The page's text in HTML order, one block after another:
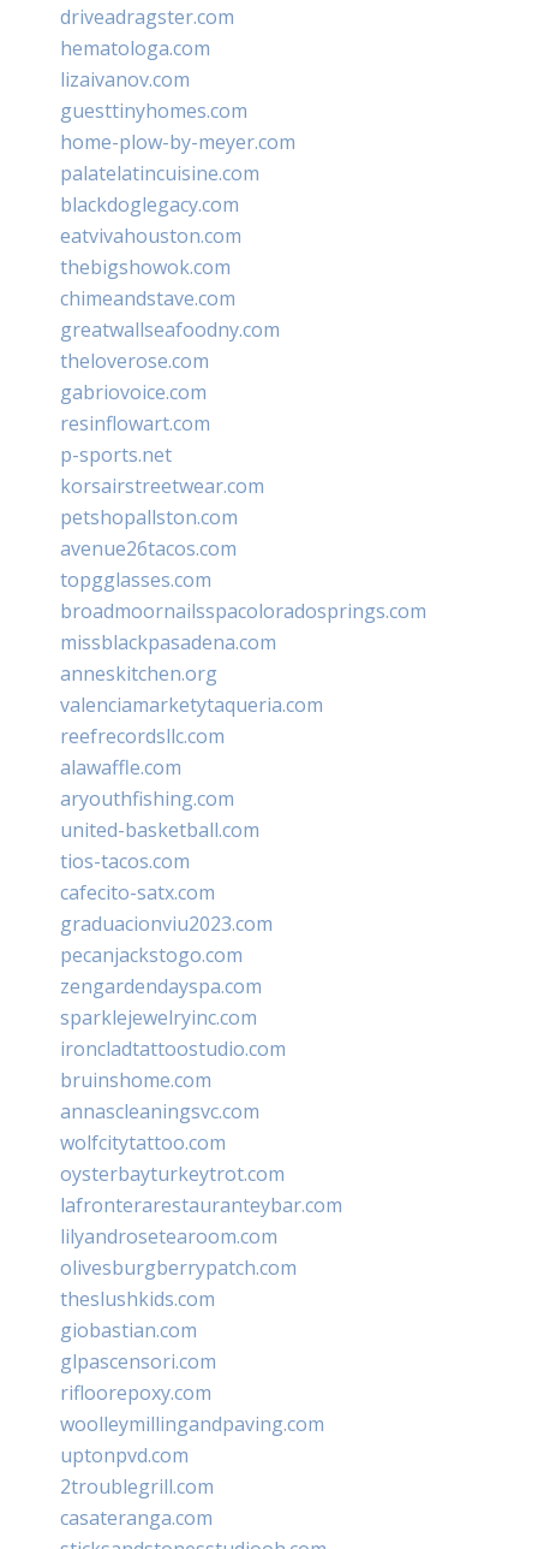
driveadragster.com
hematologa.com
lizaivanov.com
guesttinyhomes.com
home-plow-by-meyer.com
palatelatincuisine.com
blackdoglegacy.com
eatvivahouston.com
thebigshowok.com
chimeandstave.com
greatwallseafoodny.com
theloverose.com
gabriovoice.com
resinflowart.com
p-sports.net
korsairstreetwear.com
petshopallston.com
avenue26tacos.com
topgglasses.com
broadmoornailsspacoloradosprings.com
missblackpasadena.com
anneskitchen.org
valenciamarketytaqueria.com
reefrecordsllc.com
alawaffle.com
aryouthfishing.com
united-basketball.com
tios-tacos.com
cafecito-satx.com
graduacionviu2023.com
pecanjackstogo.com
zengardendayspa.com
sparklejewelryinc.com
ironcladtattoostudio.com
bruinshome.com
annascleaningsvc.com
wolfcitytattoo.com
oysterbayturkeytrot.com
lafronterarestauranteybar.com
lilyandrosetearoom.com
olivesburgberrypatch.com
theslushkids.com
giobastian.com
glpascensori.com
rifloorepoxy.com
woolleymillingandpaving.com
uptonpvd.com
2troublegrill.com
casateranga.com